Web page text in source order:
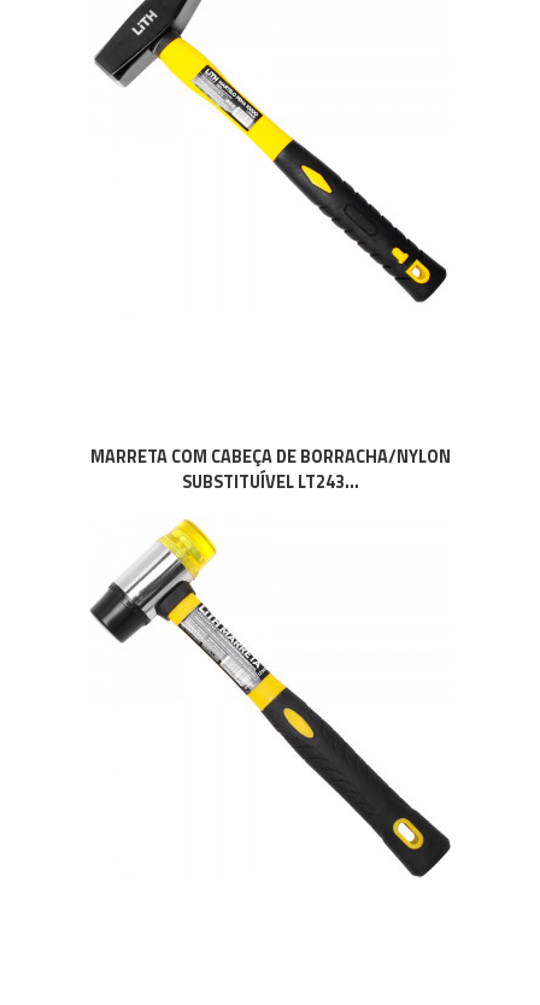
MARRETA COM CABEÇA DE BORRACHA/NYLON
SUBSTITUÍVEL LT243...